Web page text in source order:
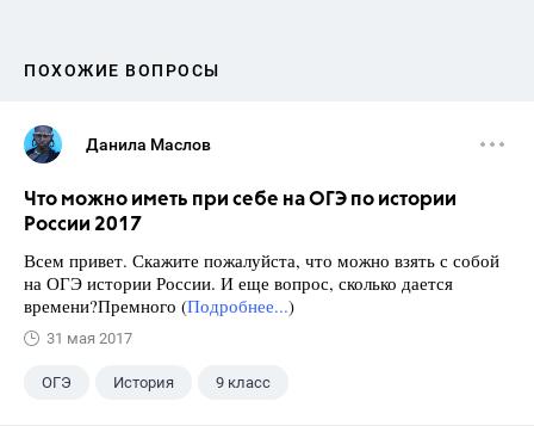
ПОХОЖИЕ ВОПРОСЫ
Данила Маслов
Что можно иметь при себе на ОГЭ по истории
России 2017
Всем привет. Скажите пожалуйста, что можно взять с собой
на ОГЭ истории России. И еще вопрос, сколько дается
времени?Премного (Подробнее...)
31 мая 2017
ОГЭ История 9 класс